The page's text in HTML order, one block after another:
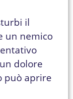
il
un nemico
dolore
può aprire